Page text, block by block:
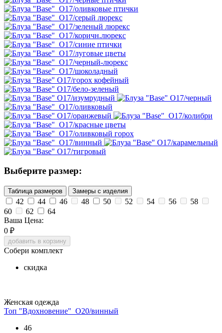
Выберите размер:
Таблица размеров Замеры с изделия
42 44 46 48 50 52 54 56
58
60
62
64
Ваша Цена:
0 ₽
добавить в корзину
Собери комплект
скидка
Женская одежда
Топ "Вдохновение"_О20/винный
46